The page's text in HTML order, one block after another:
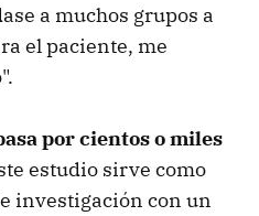
a muchos grupos a
el paciente, me
por cientos o miles
estudio sirve como
investigación con un